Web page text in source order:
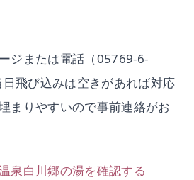
ジまたは電話（05769-6-
飛び込みは空きがあれば対応
まりやすいので事前連絡がお
泉白川郷の湯を確認する